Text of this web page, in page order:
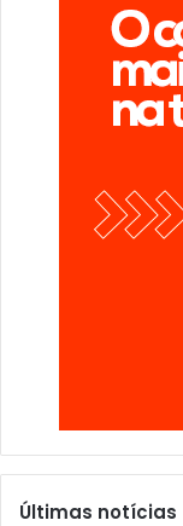
Últimas notícias